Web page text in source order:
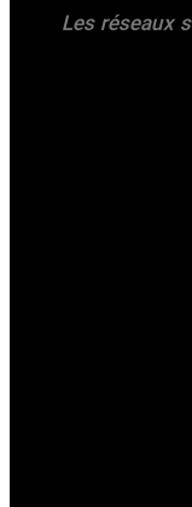
Les réseaux